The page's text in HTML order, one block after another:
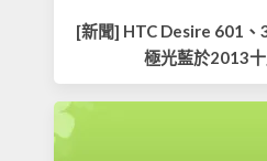
[新聞] HTC Desire 601、
極光藍於2013